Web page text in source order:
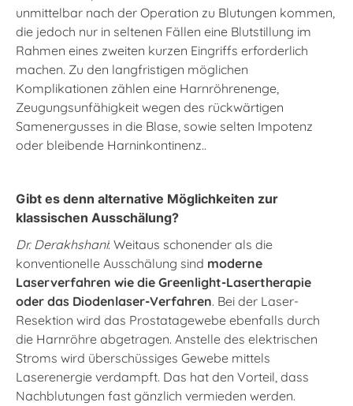
unmittelbar nach der Operation zu Blutungen kommen,
die jedoch nur in seltenen Fällen eine Blutstillung im
Rahmen eines zweiten kurzen Eingriffs erforderlich
machen. Zu den langfristigen möglichen
Komplikationen zählen eine Harnröhrenenge,
Zeugungsunfähigkeit wegen des rückwärtigen
Samenergusses in die Blase, sowie selten Impotenz
oder bleibende Harninkontinenz..
Gibt es denn alternative Möglichkeiten zur
klassischen Ausschälung?
Dr. Derakhshani: Weitaus schonender als die
konventionelle Ausschälung sind moderne
Laserverfahren wie die Greenlight-Lasertherapie
oder das Diodenlaser-Verfahren. Bei der Laser-
Resektion wird das Prostatagewebe ebenfalls durch
die Harnröhre abgetragen. Anstelle des elektrischen
Stroms wird überschüssiges Gewebe mittels
Laserenergie verdampft. Das hat den Vorteil, dass
Nachblutungen fast gänzlich vermieden werden.